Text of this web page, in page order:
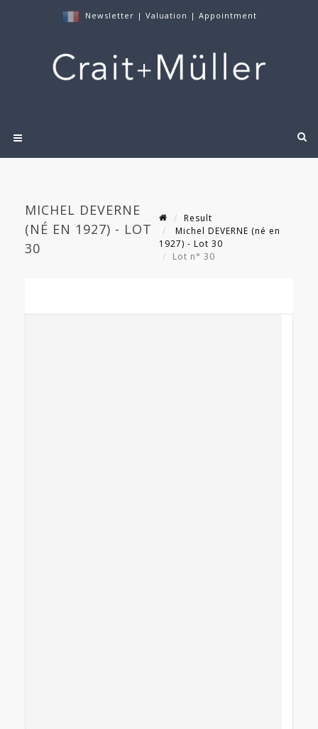
Newsletter | Valuation | Appointment
MICHEL DEVERNE
(NÉ EN 1927) - LOT
30
Result
Michel DEVERNE (né en
1927) - Lot 30
Lot n° 30